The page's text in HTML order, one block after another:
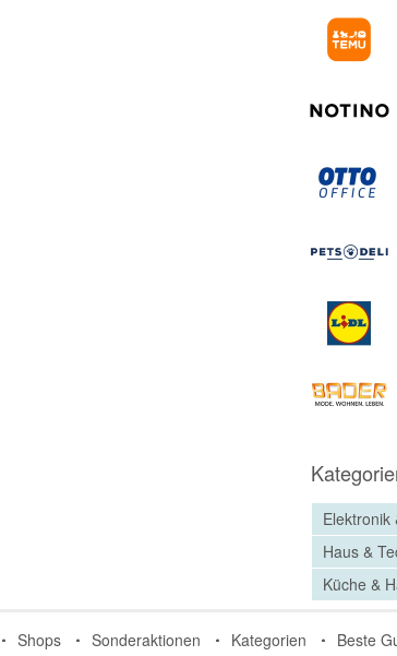
Elektronik
Haus &
Küche &
Shops Sonderaktionen Kategorien Beste